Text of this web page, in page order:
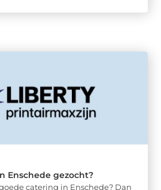
Enschede gezocht?
catering in Enschede? Dan